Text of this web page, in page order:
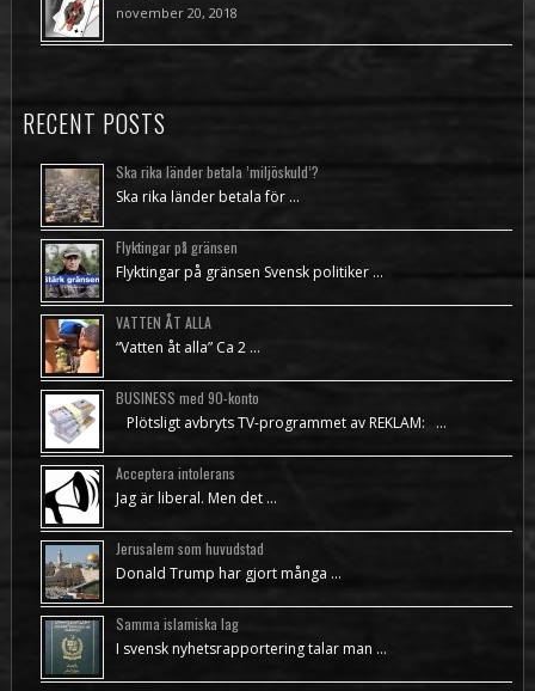
november 20, 2018
RECENT POSTS
Ska rika länder betala ’miljöskuld’?
Ska rika länder betala för …
Flyktingar på gränsen
Flyktingar på gränsen Svensk politiker …
VATTEN ÅT ALLA
“Vatten åt alla” Ca 2 …
BUSINESS med 90-konto
Plötsligt avbryts TV-programmet av REKLAM: …
Acceptera intolerans
Jag är liberal. Men det …
Jerusalem som huvudstad
Donald Trump har gjort många …
Samma islamiska lag
I svensk nyhetsrapportering talar man …